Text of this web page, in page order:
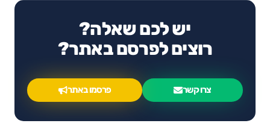
יש לכם שאלה?
רוצים לפרסם באתר?
צרו קשר פרסמו באתר